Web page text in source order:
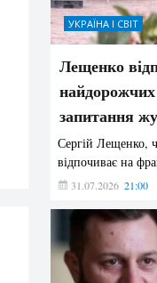
УКРАЇНА І СВІТ
Лещенко
найдорожчих
запитання
Сергій Лещенко,
відпочиває на
31.07.2026 21:00